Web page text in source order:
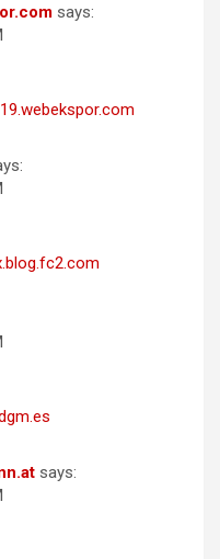
says:
says: